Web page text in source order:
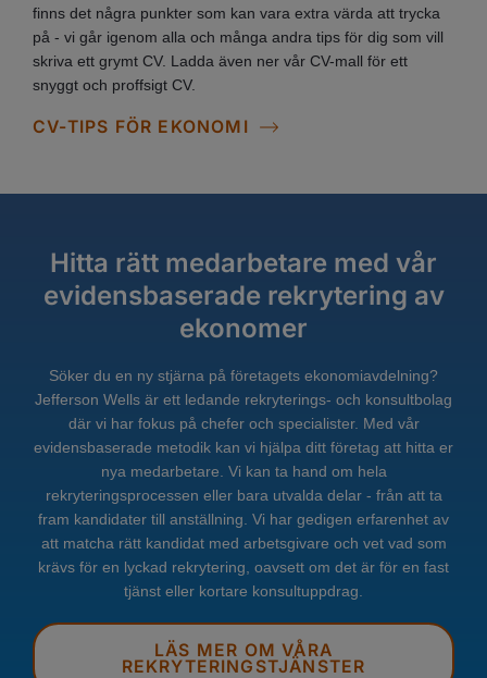
finns det några punkter som kan vara extra värda att trycka
på - vi går igenom alla och många andra tips för dig som vill
skriva ett grymt CV. Ladda även ner vår CV-mall för ett
snyggt och proffsigt CV.
CV-TIPS FÖR EKONOMI
Hitta rätt medarbetare med vår
evidensbaserade rekrytering av
ekonomer
Söker du en ny stjärna på företagets ekonomiavdelning?
Jefferson Wells är ett ledande rekryterings- och konsultbolag
där vi har fokus på chefer och specialister. Med vår
evidensbaserade metodik kan vi hjälpa ditt företag att hitta er
nya medarbetare. Vi kan ta hand om hela
rekryteringsprocessen eller bara utvalda delar - från att ta
fram kandidater till anställning. Vi har gedigen erfarenhet av
att matcha rätt kandidat med arbetsgivare och vet vad som
krävs för en lyckad rekrytering, oavsett om det är för en fast
tjänst eller kortare konsultuppdrag.
LÄS MER OM VÅRA
REKRYTERINGSTJÄNSTER